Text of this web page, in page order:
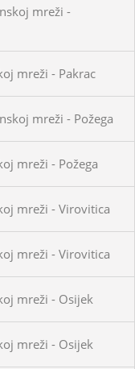
mreži -
mreži - Pakrac
mreži - Požega
mreži - Požega
mreži - Virovitica
mreži - Virovitica
mreži - Osijek
mreži - Osijek